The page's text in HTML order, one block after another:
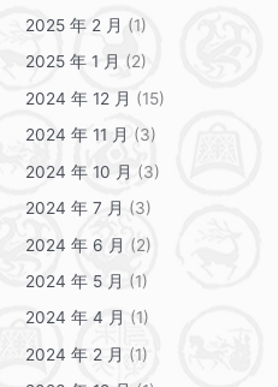
2025 年 2 月 (1)
2025 年 1 月 (2)
2024 年 12 月 (15)
2024 年 11 月 (3)
2024 年 10 月 (3)
2024 年 7 月 (3)
2024 年 6 月 (2)
2024 年 5 月 (1)
2024 年 4 月 (1)
2024 年 2 月 (1)